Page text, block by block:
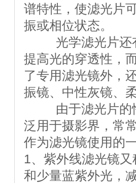
谱特性，使滤光片
振或相位状态。
光学滤光片还有
提高光的穿透性，
了专用滤光镜外，
振镜、中性灰镜、
由于滤光片的性
泛用于摄影界，常
作为滤光镜使用的
1、紫外线滤光镜
和少量蓝紫外光，